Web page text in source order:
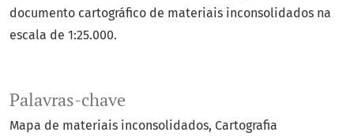
Palavras-chave
Mapa de materiais inconsolidados Cartografia
documento cartográfico de materiais inconsolidados na
escala de 1:25.000.